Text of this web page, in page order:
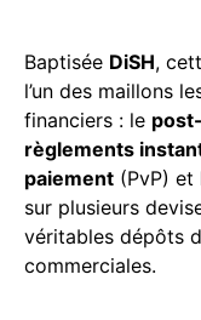
Baptisée DiSH,
l’un des maillons
financiers : le
règlements
paiement (PvP) et
sur plusieurs
véritables dépôts
commerciales.